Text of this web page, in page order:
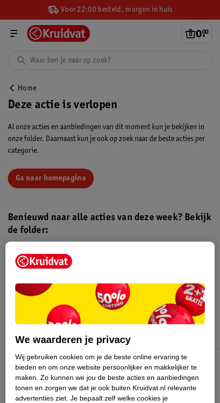
Voor 22:00 besteld, morgen in huis
0.
00
Home
Deze actie is verlopen
Al onze acties en aanbiedingen van dit moment kun je bekijken in
onze folder. Daarnaast kun je ook op zoek naar de beste acties per
categorie.
Ga naar homepagina
Benieuwd naar alle acties van deze week? Bekijk
de folder:
Kruidvat folder
augustus 2026.
Kruidvat Club
Klantenservice
We waarderen je privacy
Wij gebruiken cookies om je de beste online ervaring te
bieden en om onze website persoonlijker en makkelijker te
maken. Zo kunnen we jou de beste acties en aanbiedingen
tonen en zorgen we dat je ook buiten Kruidvat.nl relevante
advertenties ziet. Je bepaalt zelf welke cookies je